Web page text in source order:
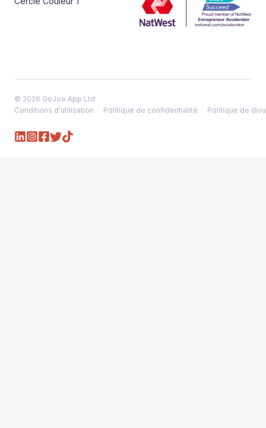
© 2026 GoJoe App Ltd
Conditions d'utilisation
Politique de confidentialité Politique de